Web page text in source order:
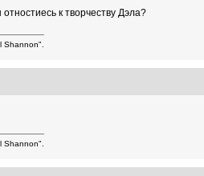
к творчеству Дэла?
Shannon".
Shannon".